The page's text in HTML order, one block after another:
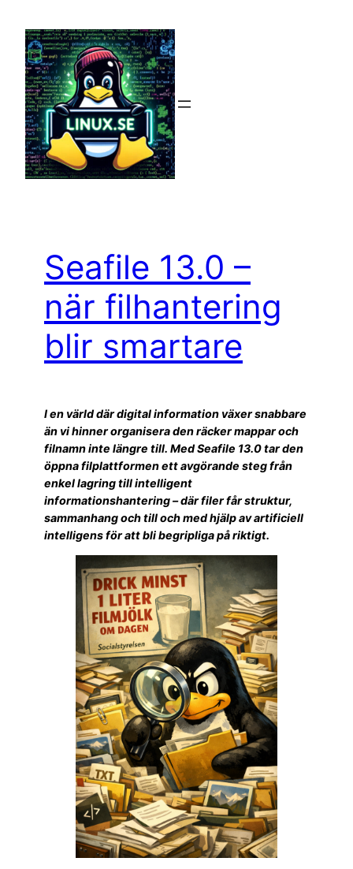
innehåll
Seafile 13.0 –
när filhantering
blir smartare
I en värld där digital information växer snabbare
än vi hinner organisera den räcker mappar och
filnamn inte längre till. Med Seafile 13.0 tar den
öppna filplattformen ett avgörande steg från
enkel lagring till intelligent
informationshantering – där filer får struktur,
sammanhang och till och med hjälp av artificiell
intelligens för att bli begripliga på riktigt.